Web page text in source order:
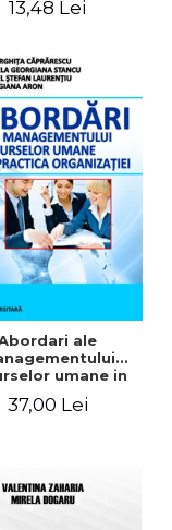
13,48 Lei
ale
umane in
37,00 Lei